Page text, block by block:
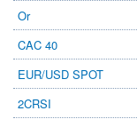
Or
CAC 40
EUR/USD SPOT
2CRSI